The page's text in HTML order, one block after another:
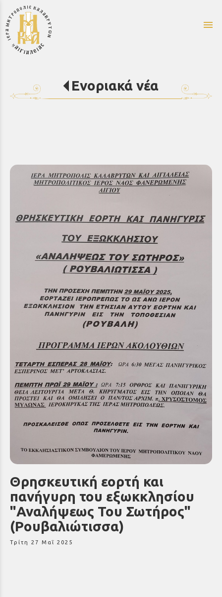
menu
Ενοριακά νέα
Θρησκευτική εορτή και
πανήγυρη του εξωκκλησίου
"Αναλήψεως Του Σωτήρος"
(Ρουβαλιώτισσα)
Τρίτη 27 Μαΐ 2025